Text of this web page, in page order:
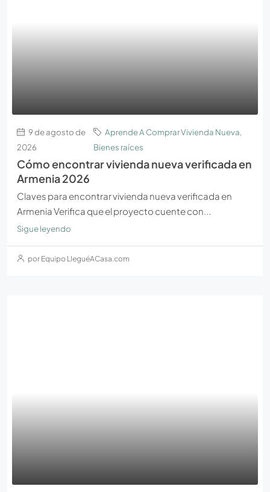
9 de agosto de
2026
Aprende A Comprar Vivienda Nueva,
Bienes raíces
Cómo encontrar vivienda nueva verificada en
Armenia 2026
Claves para encontrar vivienda nueva verificada en
Armenia Verifica que el proyecto cuente con...
Sigue leyendo
por Equipo LleguéACasa.com